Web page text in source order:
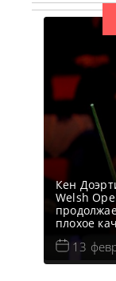
Кен
Welsh
плохое
мирового
Доэрти.
13